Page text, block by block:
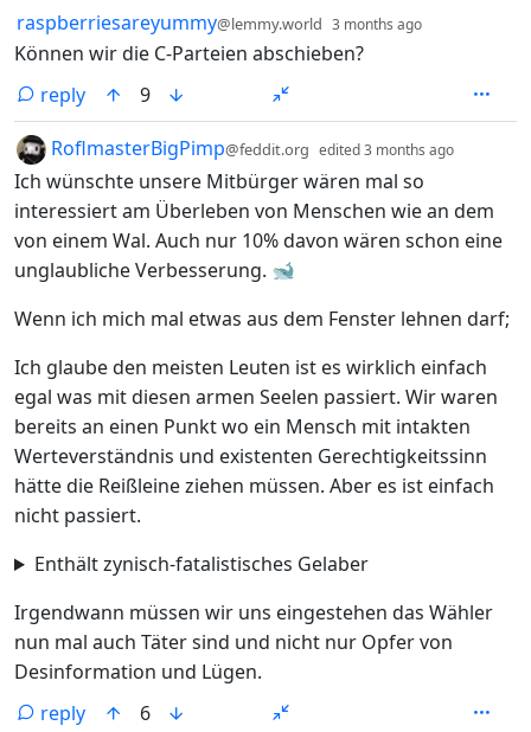
by
raspberriesareyummy@lemmy.world 3 months ago
Können wir die C-Parteien abschieben?
reply
9
by
RoflmasterBigPimp@feddit.org edited3 months ago
Ich wünschte unsere Mitbürger wären mal so
interessiert am Überleben von Menschen wie an dem
von einem Wal. Auch nur 10% davon wären schon eine
unglaubliche Verbesserung. 🐋
Wenn ich mich mal etwas aus dem Fenster lehnen darf;
Ich glaube den meisten Leuten ist es wirklich einfach
egal was mit diesen armen Seelen passiert. Wir waren
bereits an einen Punkt wo ein Mensch mit intakten
Werteverständnis und existenten Gerechtigkeitssinn
hätte die Reißleine ziehen müssen. Aber es ist einfach
nicht passiert.
Enthält zynisch-fatalistisches Gelaber
Irgendwann müssen wir uns eingestehen das Wähler
nun mal auch Täter sind und nicht nur Opfer von
Desinformation und Lügen.
reply
6